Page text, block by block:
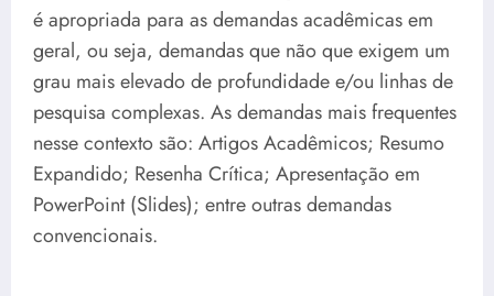
é apropriada para as demandas acadêmicas em
geral, ou seja, demandas que não que exigem um
grau mais elevado de profundidade e/ou linhas de
pesquisa complexas. As demandas mais frequentes
nesse contexto são: Artigos Acadêmicos; Resumo
Expandido; Resenha Crítica; Apresentação em
PowerPoint (Slides); entre outras demandas
convencionais.